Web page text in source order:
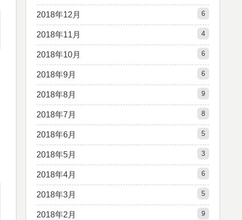
2018年12月 6
2018年11月 4
2018年10月 6
2018年9月 6
2018年8月 9
2018年7月 8
2018年6月 5
2018年5月 3
2018年4月 6
2018年3月 5
2018年2月 9